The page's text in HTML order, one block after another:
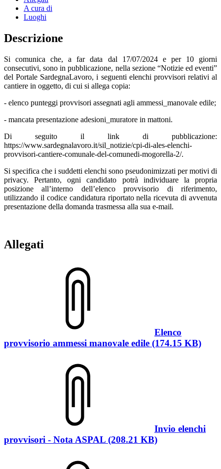
A cura di
Luoghi
Descrizione
Si comunica che, a far data dal 17/07/2024 e per 10 giorni
consecutivi, sono in pubblicazione, nella sezione “Notizie ed eventi”
del Portale SardegnaLavoro, i seguenti elenchi provvisori relativi al
cantiere in oggetto, di cui si allega copia:
- elenco punteggi provvisori assegnati agli ammessi_manovale edile;
- mancata presentazione adesioni_muratore in mattoni.
Di seguito il link di pubblicazione:
https://www.sardegnalavoro.it/sil_notizie/cpi-di-ales-elenchi-
provvisori-cantiere-comunale-del-comunedi-mogorella-2/.
Si specifica che i suddetti elenchi sono pseudonimizzati per motivi di
privacy. Pertanto, ogni candidato potrà individuare la propria
posizione all’interno dell’elenco provvisorio di riferimento,
utilizzando il codice candidatura riportato nella ricevuta di avvenuta
presentazione della domanda trasmessa alla sua e-mail.
Allegati
Elenco
provvisorio ammessi manovale edile (174.15 KB)
Invio elenchi
provvisori - Nota ASPAL (208.21 KB)